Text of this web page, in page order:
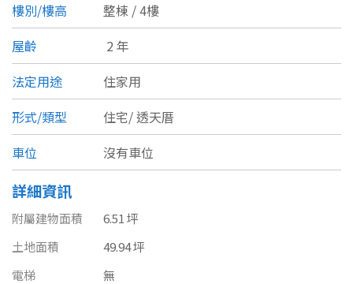
桃園市
新竹市
新竹縣
苗栗縣
台中市
雲林縣
類型(可複選)
公寓
別墅 透天厝
農舍 辦公
坪數
不拘
樓別/樓高
整棟 / 4樓
屋齡
2 年
法定用途
住家用
形式/類型
住宅/透天厝
車位
沒有車位
詳細資訊
附屬建物面積
6.51 坪
土地面積
49.94 坪
電梯
無